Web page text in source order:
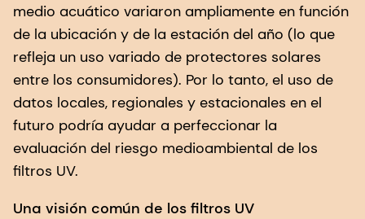
medio acuático variaron ampliamente en función
de la ubicación y de la estación del año (lo que
refleja un uso variado de protectores solares
entre los consumidores). Por lo tanto, el uso de
datos locales, regionales y estacionales en el
futuro podría ayudar a perfeccionar la
evaluación del riesgo medioambiental de los
filtros UV.
Una visión común de los filtros UV